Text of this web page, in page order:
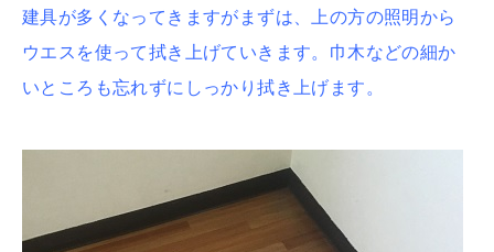
建具が多くなってきますがまずは、上の方の照明から
ウエスを使って拭き上げていきます。巾木などの細か
いところも忘れずにしっかり拭き上げます。